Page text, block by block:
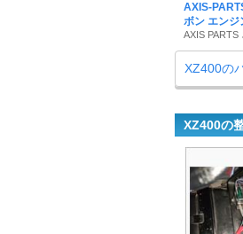
AXIS-
ボン エンジ
AXIS PARTS
XZ400の
XZ400の